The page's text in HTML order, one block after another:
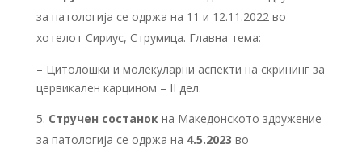
за патологија се одржа на 11 и 12.11.2022 во
хотелот Сириус, Струмица. Главна тема:
– Цитолошки и молекуларни аспекти на скрининг за
цервикален карцином – II дел.
Стручен состанокна Македонското здружение
за патологија се одржа на 4.5.2023 во